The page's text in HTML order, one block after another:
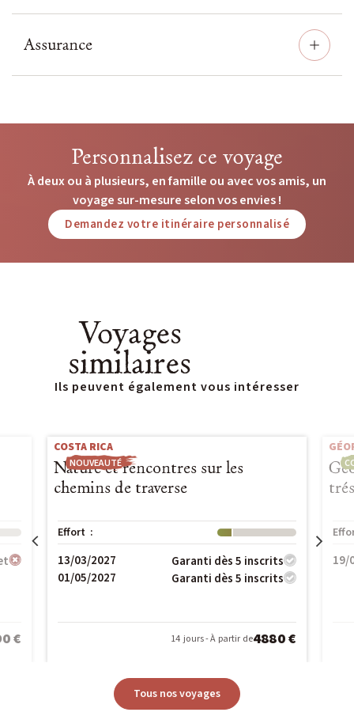
Assurance
Personnalisez ce voyage
À deux ou à plusieurs, en famille ou avec vos amis, un
voyage sur-mesure selon vos envies !
Demandez votre itinéraire personnalisé
Voyages
similaires
Ils peuvent également vous intéresser
€
NOUVEAUTÉ
COSTA RICA
Nature et rencontres sur les
chemins de traverse
Effort :
13/03/2027
Garanti dès 5 inscrits
01/05/2027
Garanti dès 5 inscrits
14 jours - À partir de4880 €
19/
Tous nos voyages